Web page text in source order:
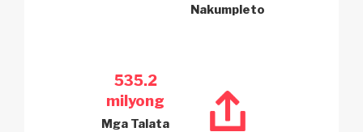
Nakumpleto
535.2
milyong
Mga Talata